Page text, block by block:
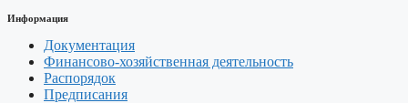
Информация
Документация
Финансово-хозяйственная деятельность
Распорядок
Предписания